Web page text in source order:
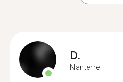
D.
Nanterre